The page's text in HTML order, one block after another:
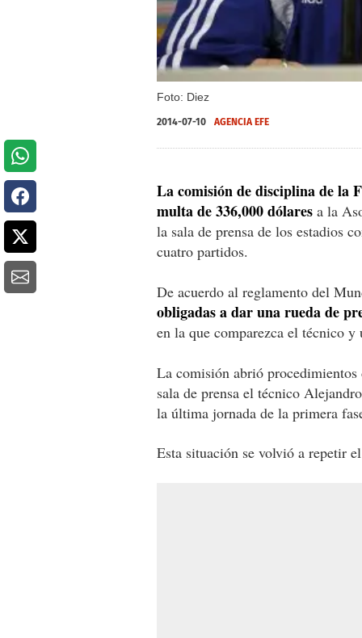
Foto: Diez
2014-07-10 AGENCIA EFE
La comisión de disciplina de la
multa de 336,000 dólares a la
la sala de prensa de los estadios
cuatro partidos.
De acuerdo al reglamento del
obligadas a dar una rueda de
en la que comparezca el técnico y
La comisión abrió procedimientos
sala de prensa el técnico
la última jornada de la primera
Esta situación se volvió a repetir